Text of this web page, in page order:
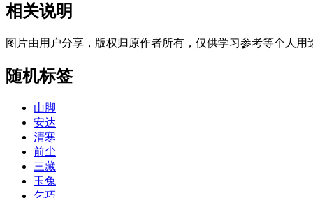
相关说明
图片由用户分享，版权归原作者所有，仅供学习参考等个人
随机标签
山脚
安达
清寒
前尘
三藏
玉兔
乞巧